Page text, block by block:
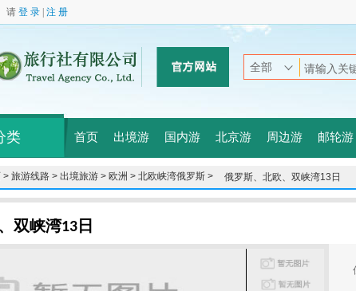
请 登 录 注 册
类 首页 出境游 国内游 北京游 周边游 邮轮游
> 旅游线路 > 出境旅游 > 欧洲 > 北欧峡湾俄罗斯 > 俄罗斯、北欧、双峡湾13日
双峡湾13日